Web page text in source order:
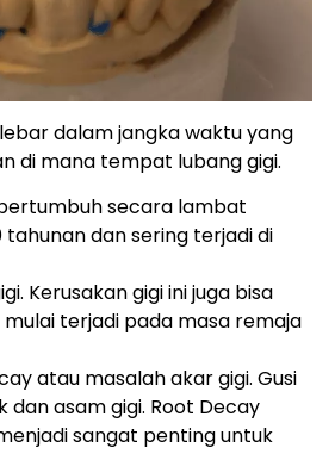
dalam jangka waktu yang
di mana tempat lubang gigi.
secara lambat
tahunan dan sering terjadi di
Kerusakan gigi ini juga bisa
terjadi pada masa remaja
atau masalah akar gigi. Gusi
asam gigi. Root Decay
sangat penting untuk